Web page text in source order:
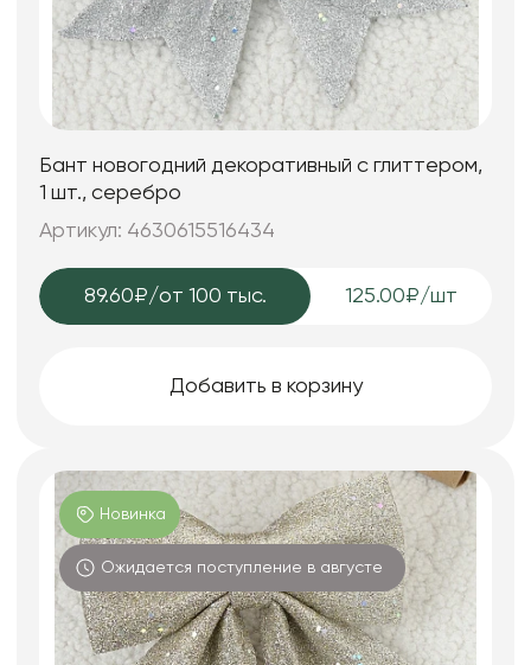
Бант новогодний декоративный с глиттером,
1 шт., серебро
Артикул: 4630615516434
89.60₽/от 100 тыс. 125.00₽/шт
Добавить в корзину
Новинка
Ожидается поступление в августе